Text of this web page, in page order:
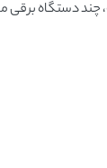
چند دستگاه برقی